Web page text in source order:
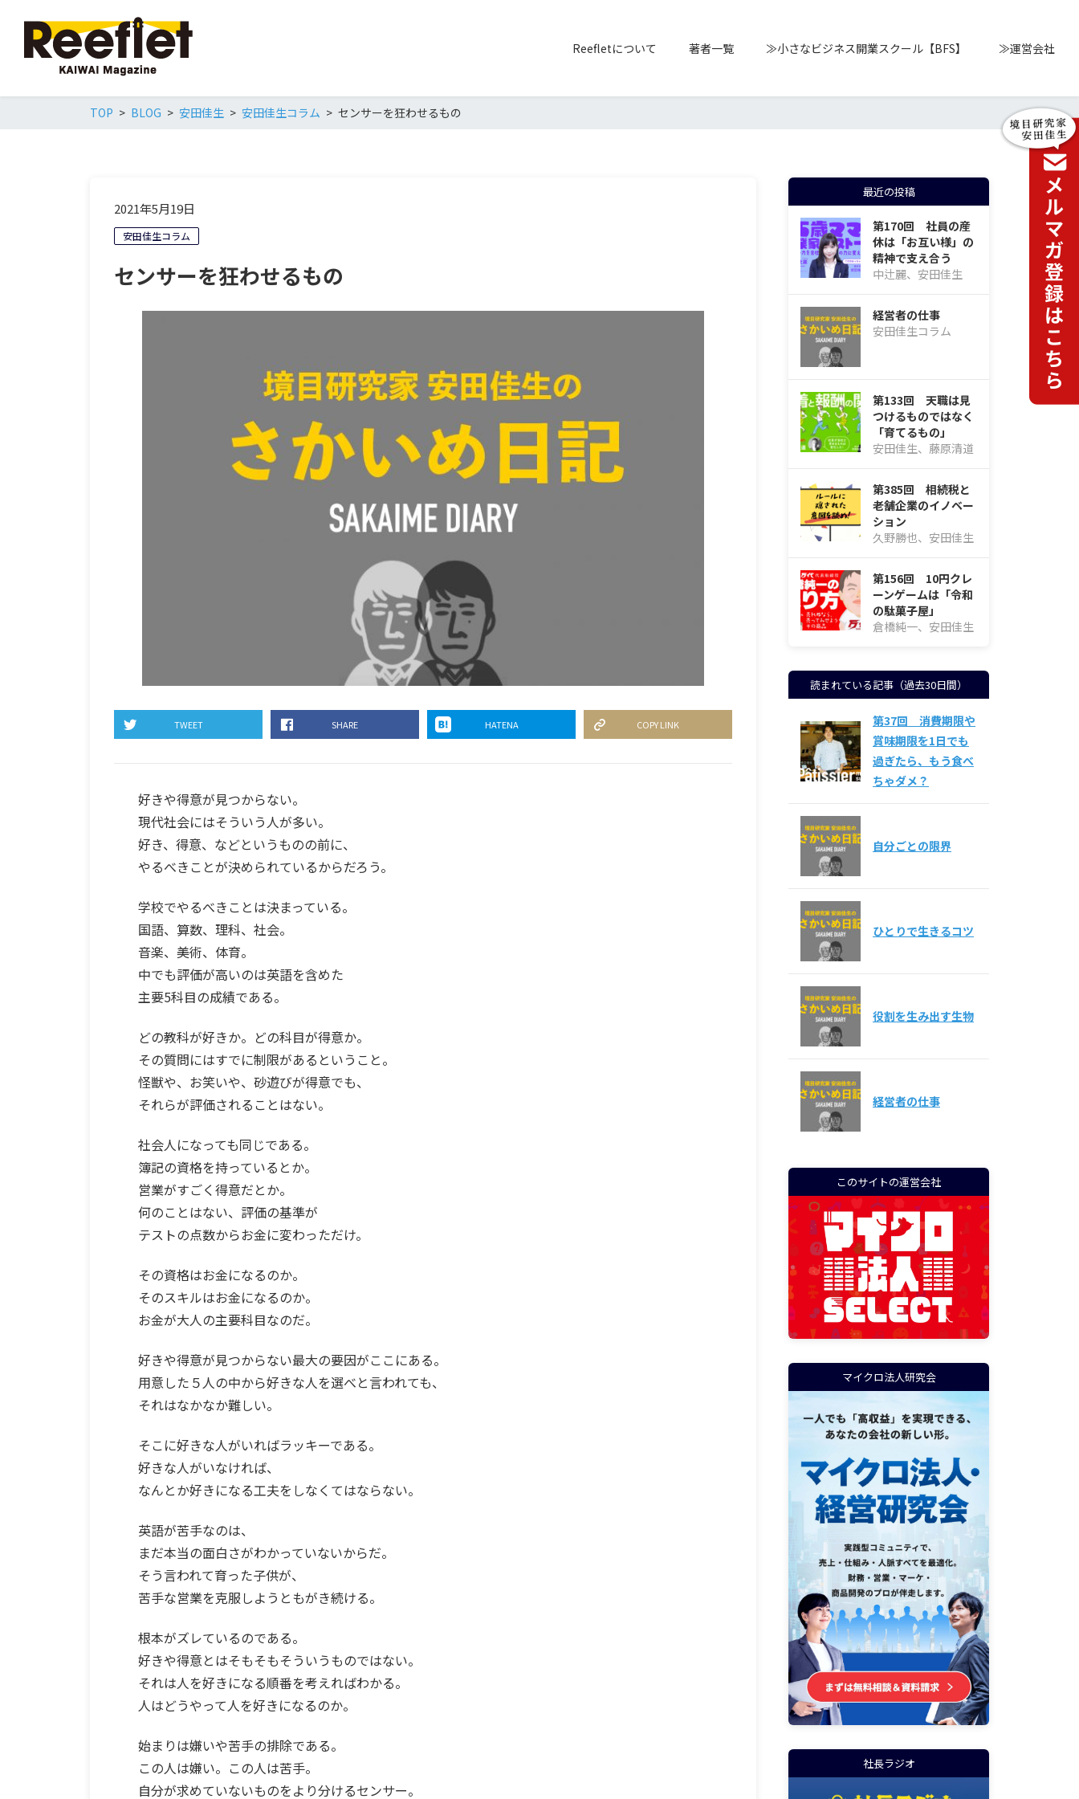
Reefletについて 著者一覧 ≫小さなビジネス開業スクール【BFS】 ≫運営会社
TOP BLOG 安田佳生 安田佳生コラム センサーを狂わせるもの
2021年5月19日
安田佳生コラム
センサーを狂わせるもの
TWEET SHARE HATENA COPY LINK
好きや得意が見つからない。
現代社会にはそういう人が多い。
好き、得意、などというものの前に、
やるべきことが決められているからだろう。
学校でやるべきことは決まっている。
国語、算数、理科、社会。
音楽、美術、体育。
中でも評価が高いのは英語を含めた
主要5科目の成績である。
どの教科が好きか。どの科目が得意か。
その質問にはすでに制限があるということ。
怪獣や、お笑いや、砂遊びが得意でも、
それらが評価されることはない。
社会人になっても同じである。
簿記の資格を持っているとか。
営業がすごく得意だとか。
何のことはない、評価の基準が
テストの点数からお金に変わっただけ。
その資格はお金になるのか。
そのスキルはお金になるのか。
お金が大人の主要科目なのだ。
好きや得意が見つからない最大の要因がここにある。
用意した５人の中から好きな人を選べと言われても、
それはなかなか難しい。
そこに好きな人がいればラッキーである。
好きな人がいなければ、
なんとか好きになる工夫をしなくてはならない。
英語が苦手なのは、
まだ本当の面白さがわかっていないからだ。
そう言われて育った子供が、
苦手な営業を克服しようともがき続ける。
根本がズレているのである。
好きや得意とはそもそもそういうものではない。
それは人を好きになる順番を考えればわかる。
人はどうやって人を好きになるのか。
始まりは嫌いや苦手の排除である。
この人は嫌い。この人は苦手。
自分が求めていないものをより分けるセンサー。
最近の投稿
第170回 社員の産
休は「お互い様」の
精神で支え合う
中辻麗、安田佳生
経営者の仕事
安田佳生コラム
第133回 天職は見
つけるものではなく
「育てるもの」
安田佳生、藤原清道
第385回 相続税と
老舗企業のイノベー
ション
久野勝也、安田佳生
第156回 10円クレ
ーンゲームは「令和
の駄菓子屋」
倉橋純一、安田佳生
読まれている記事（過去30日間）
第37回 消費期限や
賞味期限を1日でも
過ぎたら、もう食べ
ちゃダメ？
自分ごとの限界
ひとりで生きるコツ
役割を生み出す生物
経営者の仕事
このサイトの運営会社
マイクロ法人研究会
社長ラジオ